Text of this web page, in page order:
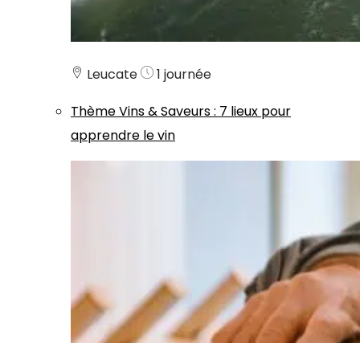
Leucate
1 journée
ThèmeVins & Saveurs: 7 lieux pour
apprendre le vin